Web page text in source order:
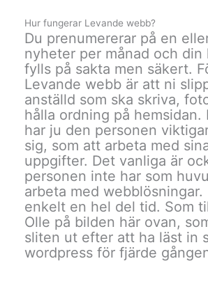
Hur fungerar Levande webb?
Du prenumererar på en
nyheter per månad och din
fylls på sakta men säkert.
Levande webb är att ni
anställd som ska skriva,
hålla ordning på hemsidan.
har ju den personen
sig, som att arbeta med
uppgifter. Det vanliga är
personen inte har som
arbeta med
enkelt en hel del tid. Som
Olle på bilden här ovan,
sliten ut efter att ha läst in
wordpress för fjärde